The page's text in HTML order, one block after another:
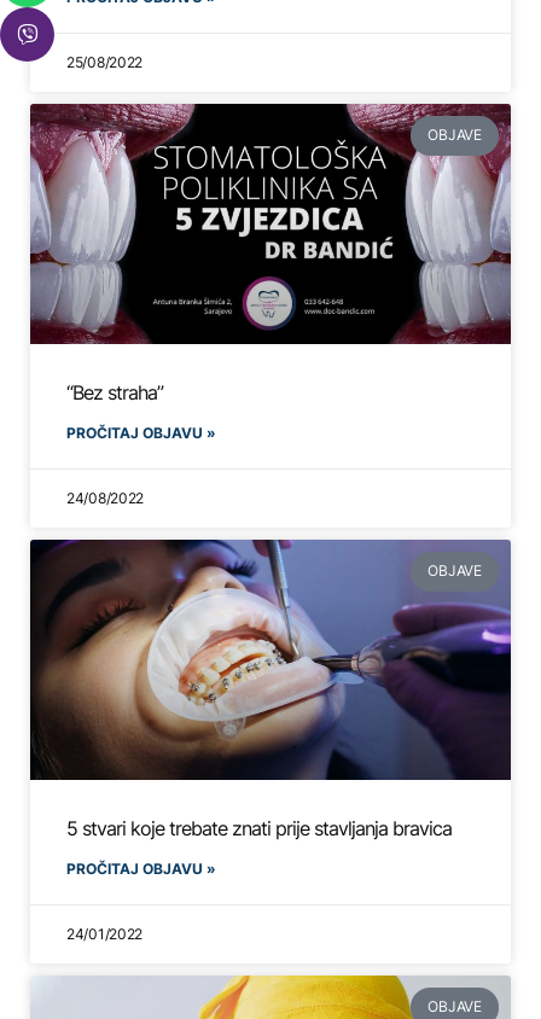
25/08/2022
OBJAVE
“Bez straha”
PROČITAJ OBJAVU »
24/08/2022
OBJAVE
5 stvari koje trebate znati prije stavljanja bravica
PROČITAJ OBJAVU »
24/01/2022
OBJAVE